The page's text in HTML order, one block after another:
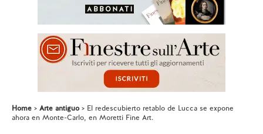
Home Arte antiguo
El redescubierto retablo de Lucca se expone
ahora en Monte-Carlo, en Moretti Fine Art.